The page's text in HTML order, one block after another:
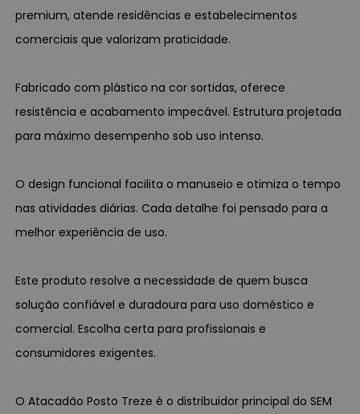
premium, atende residências e estabelecimentos
comerciais que valorizam praticidade.
Fabricado com plástico na cor sortidas, oferece
resistência e acabamento impecável. Estrutura projetada
para máximo desempenho sob uso intenso.
O design funcional facilita o manuseio e otimiza o tempo
nas atividades diárias. Cada detalhe foi pensado para a
melhor experiência de uso.
Este produto resolve a necessidade de quem busca
solução confiável e duradoura para uso doméstico e
comercial. Escolha certa para profissionais e
consumidores exigentes.
O Atacadão Posto Treze é o distribuidor principal do SEM